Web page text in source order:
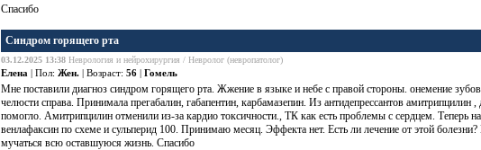
Спасибо
Синдром горящего рта
03.12.2025 13:38 Неврология и нейрохирургия / Невролог (невропатолог)
Елена | Пол: Жен. | Возраст: 56 | Гомель
Мне поставили диагноз синдром горящего рта. Жжение в языке и небе с правой стороны. онемение
челюсти справа. Принимала прегабалин, габапентин, карбамазепин. Из антидепрессантов амитрипцилин ,
помогло. Амитрипцилин отменили из-за кардио токсичности., ТК как есть проблемы с сердцем. Теперь
венлафаксин по схеме и сульперид 100. Принимаю месяц. Эффекта нет. Есть ли лечение от этой
мучаться всю оставшуюся жизнь. Спасибо